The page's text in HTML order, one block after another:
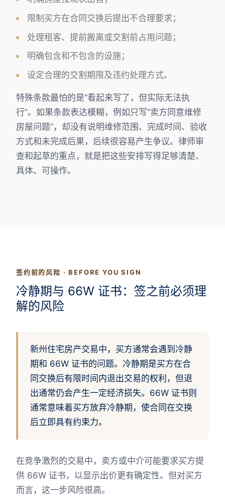
限制买方在合同交换后提出不合理要求；
处理租客、提前搬离或交割前占用问题；
明确包含和不包含的设施；
设定合理的交割期限及违约处理方式。
特殊条款最怕的是“看起来写了，但实际无法执
行”。如果条款表达模糊，例如只写“卖方同意维修
房屋问题”，却没有说明维修范围、完成时间、验收
方式和未完成后果，后续很容易产生争议。律师审
查和起草的重点，就是把这些安排写得足够清楚、
具体、可操作。
签约前的风险 · BEFORE YOU SIGN
冷静期与 66W 证书：签之前必须理
解的风险
新州住宅房产交易中，买方通常会遇到冷静
期和 66W 证书的问题。冷静期是买方在合
同交换后有限时间内退出交易的权利，但退
出通常仍会产生一定经济损失。66W 证书则
通常意味着买方放弃冷静期，使合同在交换
后立即具有约束力。
在竞争激烈的交易中，卖方或中介可能要求买方提
供 66W 证书，以显示出价更有确定性。但对买方
而言，这一步风险很高。